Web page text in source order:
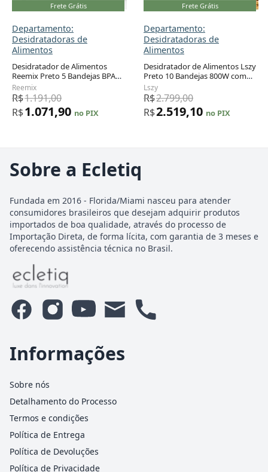
Frete Grátis
Departamento:
Desidratadoras de
Alimentos
Desidratador de Alimentos
Reemix Preto 5 Bandejas BPA
Free Display LCD Controle de
Temperatura 250W
Reemix
R$1.191,00
R$1.071,90 no PIX
Frete Grátis
Departamento:
Desidratadoras de
Alimentos
Desidratador de Alimentos Lszy
Preto 10 Bandejas 800W com
Timer 72h e Controle de
Temperatura 120V
Lszy
R$2.799,00
R$2.519,10 no PIX
Sobre a Ecletiq
Fundada em 2016 - Florida/Miami nasceu para atender
consumidores brasileiros que desejam adquirir produtos
importados de boa qualidade, através do processo de
Importação Direta, de forma lícita, com garantia de 3 meses e
oferecendo assistência técnica no Brasil.
Informações
Sobre nós
Detalhamento do Processo
Termos e condições
Política de Entrega
Política de Devoluções
Política de Privacidade